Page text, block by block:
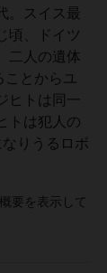
。スイス最
頃、ドイツ
二人の遺体
とからユ
ヒトは同一
トは犯人の
りうるロボ
要を表示して